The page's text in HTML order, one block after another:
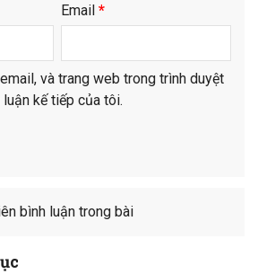
Email *
và trang web trong trình duyệt
kế tiếp của tôi.
bình luận trong bài